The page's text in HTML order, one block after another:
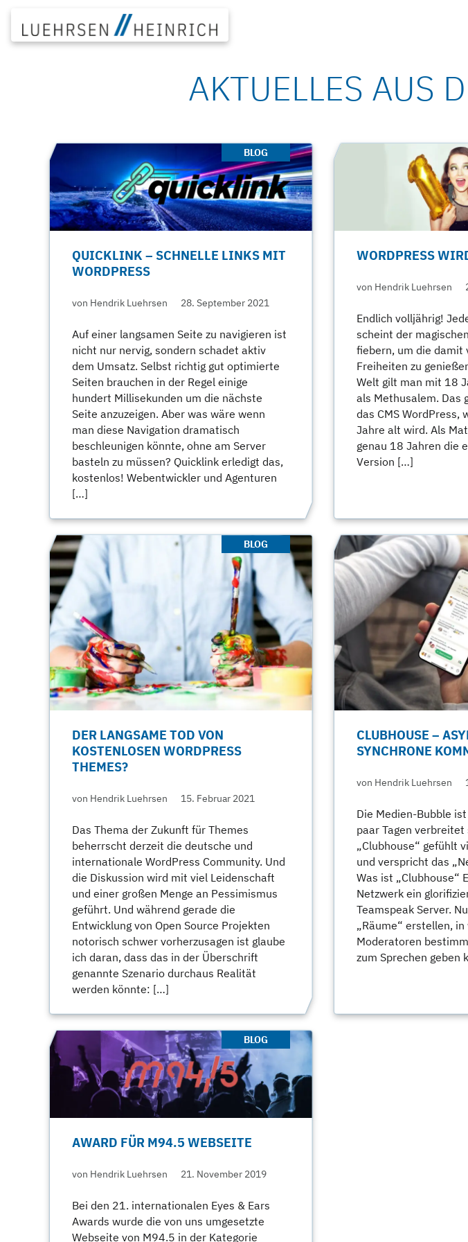
Inhalt
springen
AKTUELLES AUS
BLOG
QUICKLINK – SCHNELLE LINKS MIT
WORDPRESS
von Hendrik Luehrsen 28. September 2021
Auf einer langsamen Seite zu navigieren ist
nicht nur nervig, sondern schadet aktiv
dem Umsatz. Selbst richtig gut optimierte
Seiten brauchen in der Regel einige
hundert Millisekunden um die nächste
Seite anzuzeigen. Aber was wäre wenn
man diese Navigation dramatisch
beschleunigen könnte, ohne am Server
basteln zu müssen? Quicklink erledigt das,
kostenlos! Webentwickler und Agenturen
[…]
WORDPRESS
von Hendrik Luehrsen
Endlich volljährig!
scheint der
fiebern, um die damit
Freiheiten zu
Welt gilt man mit 18
als Methusalem. Das
das CMS WordPress,
Jahre alt wird. Als
genau 18 Jahren die
Version […]
BLOG
DER LANGSAME TOD VON
KOSTENLOSEN WORDPRESS
THEMES?
von Hendrik Luehrsen 15. Februar 2021
Das Thema der Zukunft für Themes
beherrscht derzeit die deutsche und
internationale WordPress Community. Und
die Diskussion wird mit viel Leidenschaft
und einer großen Menge an Pessimismus
geführt. Und während gerade die
Entwicklung von Open Source Projekten
notorisch schwer vorherzusagen ist glaube
ich daran, dass das in der Überschrift
genannte Szenario durchaus Realität
werden könnte: […]
CLUBHOUSE –
SYNCHRONE
von Hendrik Luehrsen
Die Medien-Bubble
paar Tagen verbreitet
„Clubhouse“ gefühlt
und verspricht das
Was ist „Clubhouse“
Netzwerk ein
Teamspeak Server.
„Räume“ erstellen,
Moderatoren
zum Sprechen geben
BLOG
AWARD FÜR M94.5 WEBSEITE
von Hendrik Luehrsen 21. November 2019
Bei den 21. internationalen Eyes & Ears
Awards wurde die von uns umgesetzte
Webseite von M94.5 in der Kategorie